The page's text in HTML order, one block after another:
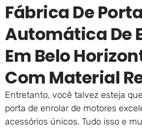
Fábrica De Porta
Automática De
Em Belo
Com Material
Entretanto, você talvez esteja
porta de enrolar de motores
acessórios únicos. Tudo isso e